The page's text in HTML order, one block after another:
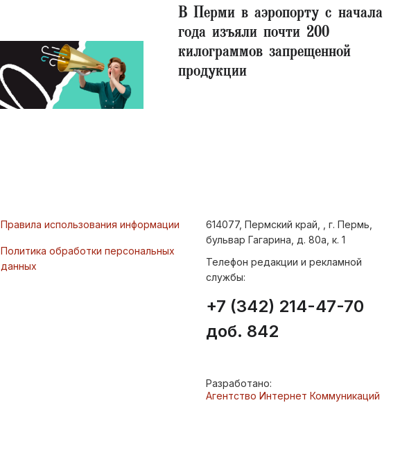
В Перми в аэропорту с начала
года изъяли почти 200
килограммов запрещенной
продукции
Правила использования информации
Политика обработки персональных
данных
614077, Пермский край, , г. Пермь,
бульвар Гагарина, д. 80а, к. 1
Телефон редакции и рекламной
службы:
+7 (342) 214-47-70
доб. 842
Разработано:
Агентство Интернет Коммуникаций